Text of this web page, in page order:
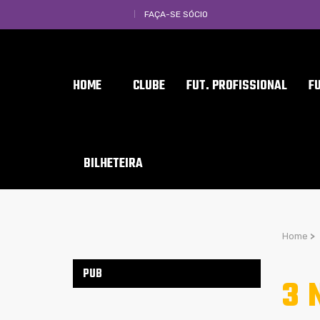
FAÇA-SE SÓCIO
HOME CLUBE FUT. PROFISSIONAL
BILHETEIRA
Home >
3
PUB